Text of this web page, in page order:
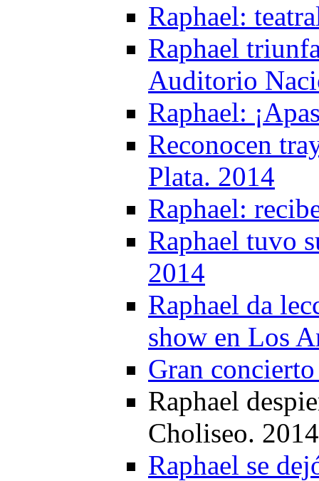
Raphael:
Raphael
Auditorio
Raphael:
Reconocen
Plata. 2014
Raphael:
Raphael tuvo
2014
Raphael da
show en Los
Gran
Raphael
Choliseo. 2014
Raphael se